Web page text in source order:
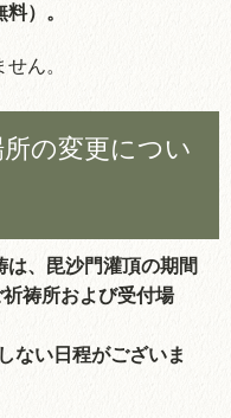
）。
ん。
の変更につい
、毘沙門灌頂の期間
祈祷所および受付場
ない日程がございま